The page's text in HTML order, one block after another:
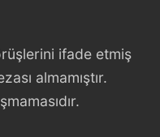
ifade etmiş
almamıştır.